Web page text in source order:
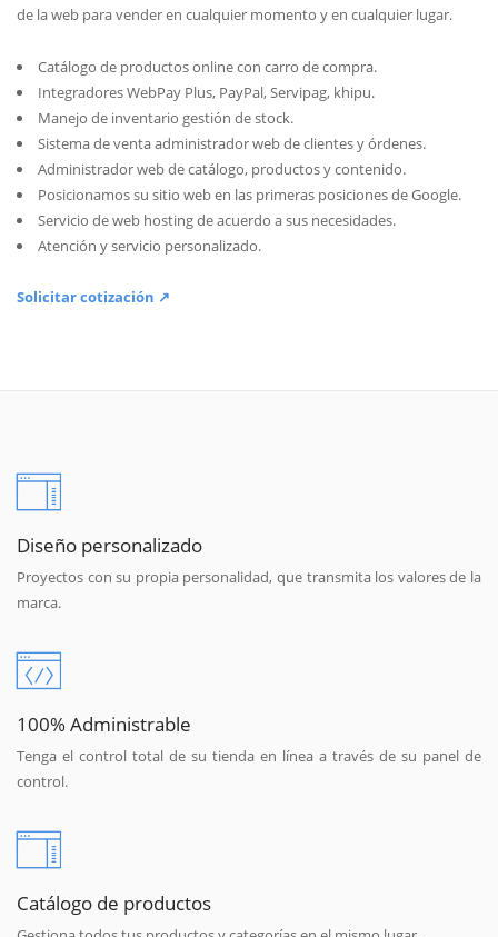
de la web para vender en cualquier momento y en cualquier lugar.
Catálogo de productos online con carro de compra.
Integradores WebPay Plus, PayPal, Servipag, khipu.
Manejo de inventario gestión de stock.
Sistema de venta administrador web de clientes y órdenes.
Administrador web de catálogo, productos y contenido.
Posicionamos su sitio web en las primeras posiciones de Google.
Servicio de web hosting de acuerdo a sus necesidades.
Atención y servicio personalizado.
Solicitar cotización ↗
Diseño personalizado
Proyectos con su propia personalidad, que transmita los valores de la
marca.
100% Administrable
Tenga el control total de su tienda en línea a través de su panel de
control.
Catálogo de productos